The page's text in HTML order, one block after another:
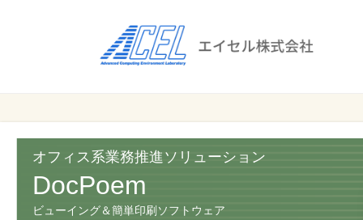
株式会社
ス
効
率
オフィス系業務推進ソリューション
DocPoem
ビューイング＆簡単印刷ソフトウェア
セ
株
式
会
社